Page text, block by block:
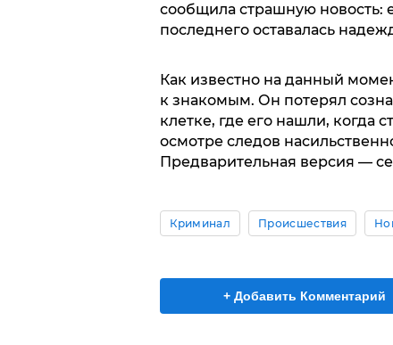
сообщила страшную новость:
последнего оставалась
Как известно на данный
к знакомым. Он потерял
клетке, где его нашли,
осмотре следов
Предварительная версия —
Криминал Происшествия
+ Добавить Комментарий